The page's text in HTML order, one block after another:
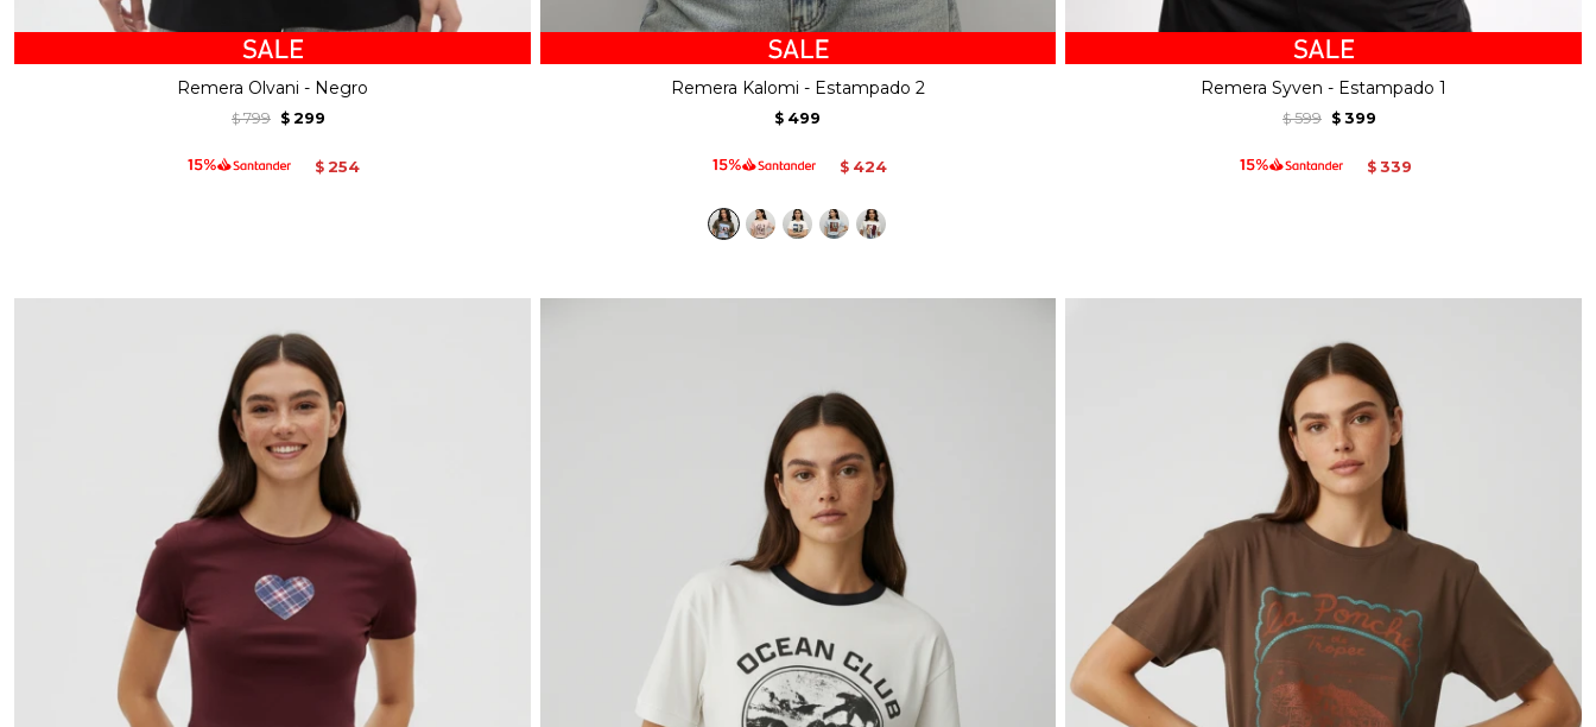
Remera Olvani - Negro
$ 799 $ 299
$ 254
Remera Kalomi - Estampado 2
$ 499
$ 424
Remera Syven - Estampado 1
$ 599 $ 399
$ 339